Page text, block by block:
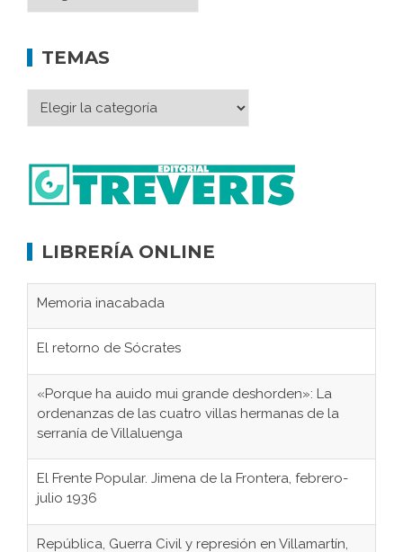
TEMAS
LIBRERÍA ONLINE
Memoria inacabada
El retorno de Sócrates
«Porque ha auido mui grande deshorden»: La
ordenanzas de las cuatro villas hermanas de la
serranía de Villaluenga
El Frente Popular. Jimena de la Frontera, febrero-
julio 1936
República, Guerra Civil y represión en Villamartín,